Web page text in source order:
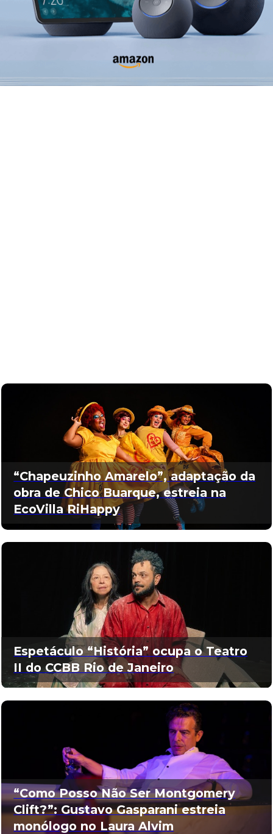
“Chapeuzinho Amarelo”, adaptação da
obra de Chico Buarque, estreia na
EcoVilla RiHappy
Espetáculo “História” ocupa o Teatro
II do CCBB Rio de Janeiro
“Como Posso Não Ser Montgomery
Clift?”: Gustavo Gasparani estreia
monólogo no Laura Alvim